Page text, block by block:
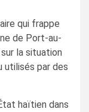
qui frappe
de Port-au-
la situation
utilisés par des
haïtien dans